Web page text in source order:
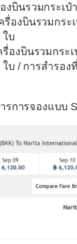
งบินรวมกระเ
รื่องบินรวมกร
ใบ
รื่องบินรวมกร
ใบ / การสำร
รการจองแบบ